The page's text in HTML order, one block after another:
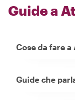
Guide a
Cose da fare a
Guide che